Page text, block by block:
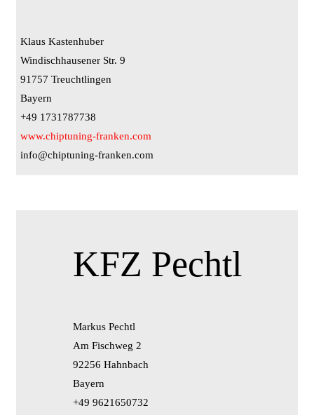
Klaus Kastenhuber
Windischhausener Str. 9
91757 Treuchtlingen
Bayern
+49 1731787738
www.chiptuning-franken.com
info@chiptuning-franken.com
KFZ Pechtl
Markus Pechtl
Am Fischweg 2
92256 Hahnbach
Bayern
+49 9621650732